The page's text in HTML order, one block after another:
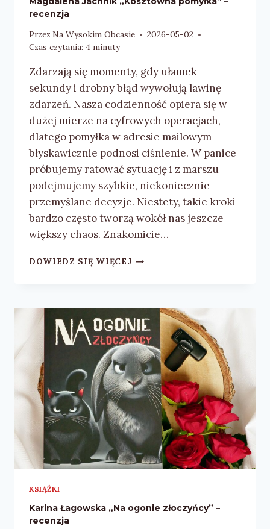
recenzja
Przez Na Wysokim Obcasie
2026-05-02
Czas czytania: 4 minuty
Zdarzają się momenty, gdy ułamek
sekundy i drobny błąd wywołują lawinę
zdarzeń. Nasza codzienność opiera się w
dużej mierze na cyfrowych operacjach,
dlatego pomyłka w adresie mailowym
błyskawicznie podnosi ciśnienie. W panice
próbujemy ratować sytuację i z marszu
podejmujemy szybkie, niekoniecznie
przemyślane decyzje. Niestety, takie kroki
bardzo często tworzą wokół nas jeszcze
większy chaos. Znakomicie…
DOWIEDZ SIĘ WIĘCEJMAGDALENA
–
RECENZJA
KSIĄŻKI
Karina Łagowska „Na ogonie złoczyńcy” –
recenzja